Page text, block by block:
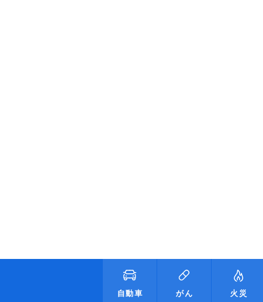
自動車 がん 火災